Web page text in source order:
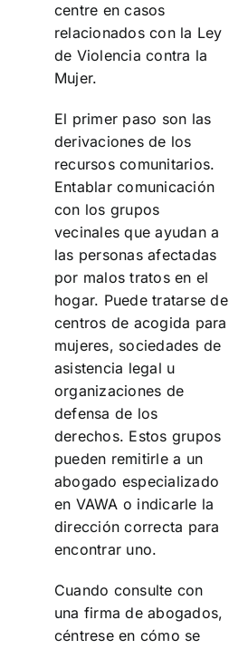
centre en casos
relacionados con la Ley
de Violencia contra la
Mujer.
El primer paso son las
derivaciones de los
recursos comunitarios.
Entablar comunicación
con los grupos
vecinales que ayudan a
las personas afectadas
por malos tratos en el
hogar. Puede tratarse de
centros de acogida para
mujeres, sociedades de
asistencia legal u
organizaciones de
defensa de los
derechos. Estos grupos
pueden remitirle a un
abogado especializado
en VAWA o indicarle la
dirección correcta para
encontrar uno.
Cuando consulte con
una firma de abogados,
céntrese en cómo se